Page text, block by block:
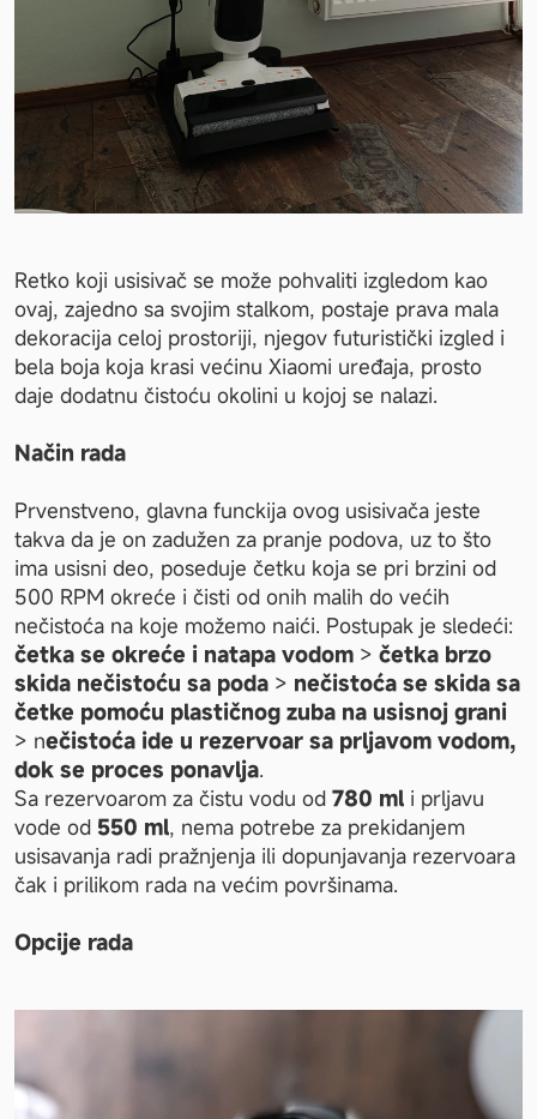
Retko koji usisivač se može pohvaliti izgledom kao
ovaj, zajedno sa svojim stalkom, postaje prava mala
dekoracija celoj prostoriji, njegov futuristički izgled i
bela boja koja krasi većinu Xiaomi uređaja, prosto
daje dodatnu čistoću okolini u kojoj se nalazi.
Način rada
Prvenstveno, glavna funckija ovog usisivača jeste
takva da je on zadužen za pranje podova, uz to što
ima usisni deo, poseduje četku koja se pri brzini od
500 RPM okreće i čisti od onih malih do većih
četka se okreće i natapa vodom > četka brzo
skida nečistoću sa poda > nečistoća se skida sa
četke pomoću plastičnog zuba na usisnoj grani
> nečistoća ide u rezervoar sa prljavom vodom,
dok se proces ponavlja.
Sa rezervoarom za čistu vodu od 780 ml i prljavu
vode od 550 ml, nema potrebe za prekidanjem
usisavanja radi pražnjenja ili dopunjavanja rezervoara
čak i prilikom rada na većim površinama.
Opcije rada